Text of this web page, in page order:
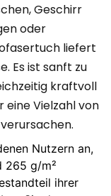
Geschirr
oder
liefert
Es ist sanft zu
kraftvoll
eine Vielzahl von
Nutzern an,
265 g/m²
ihrer